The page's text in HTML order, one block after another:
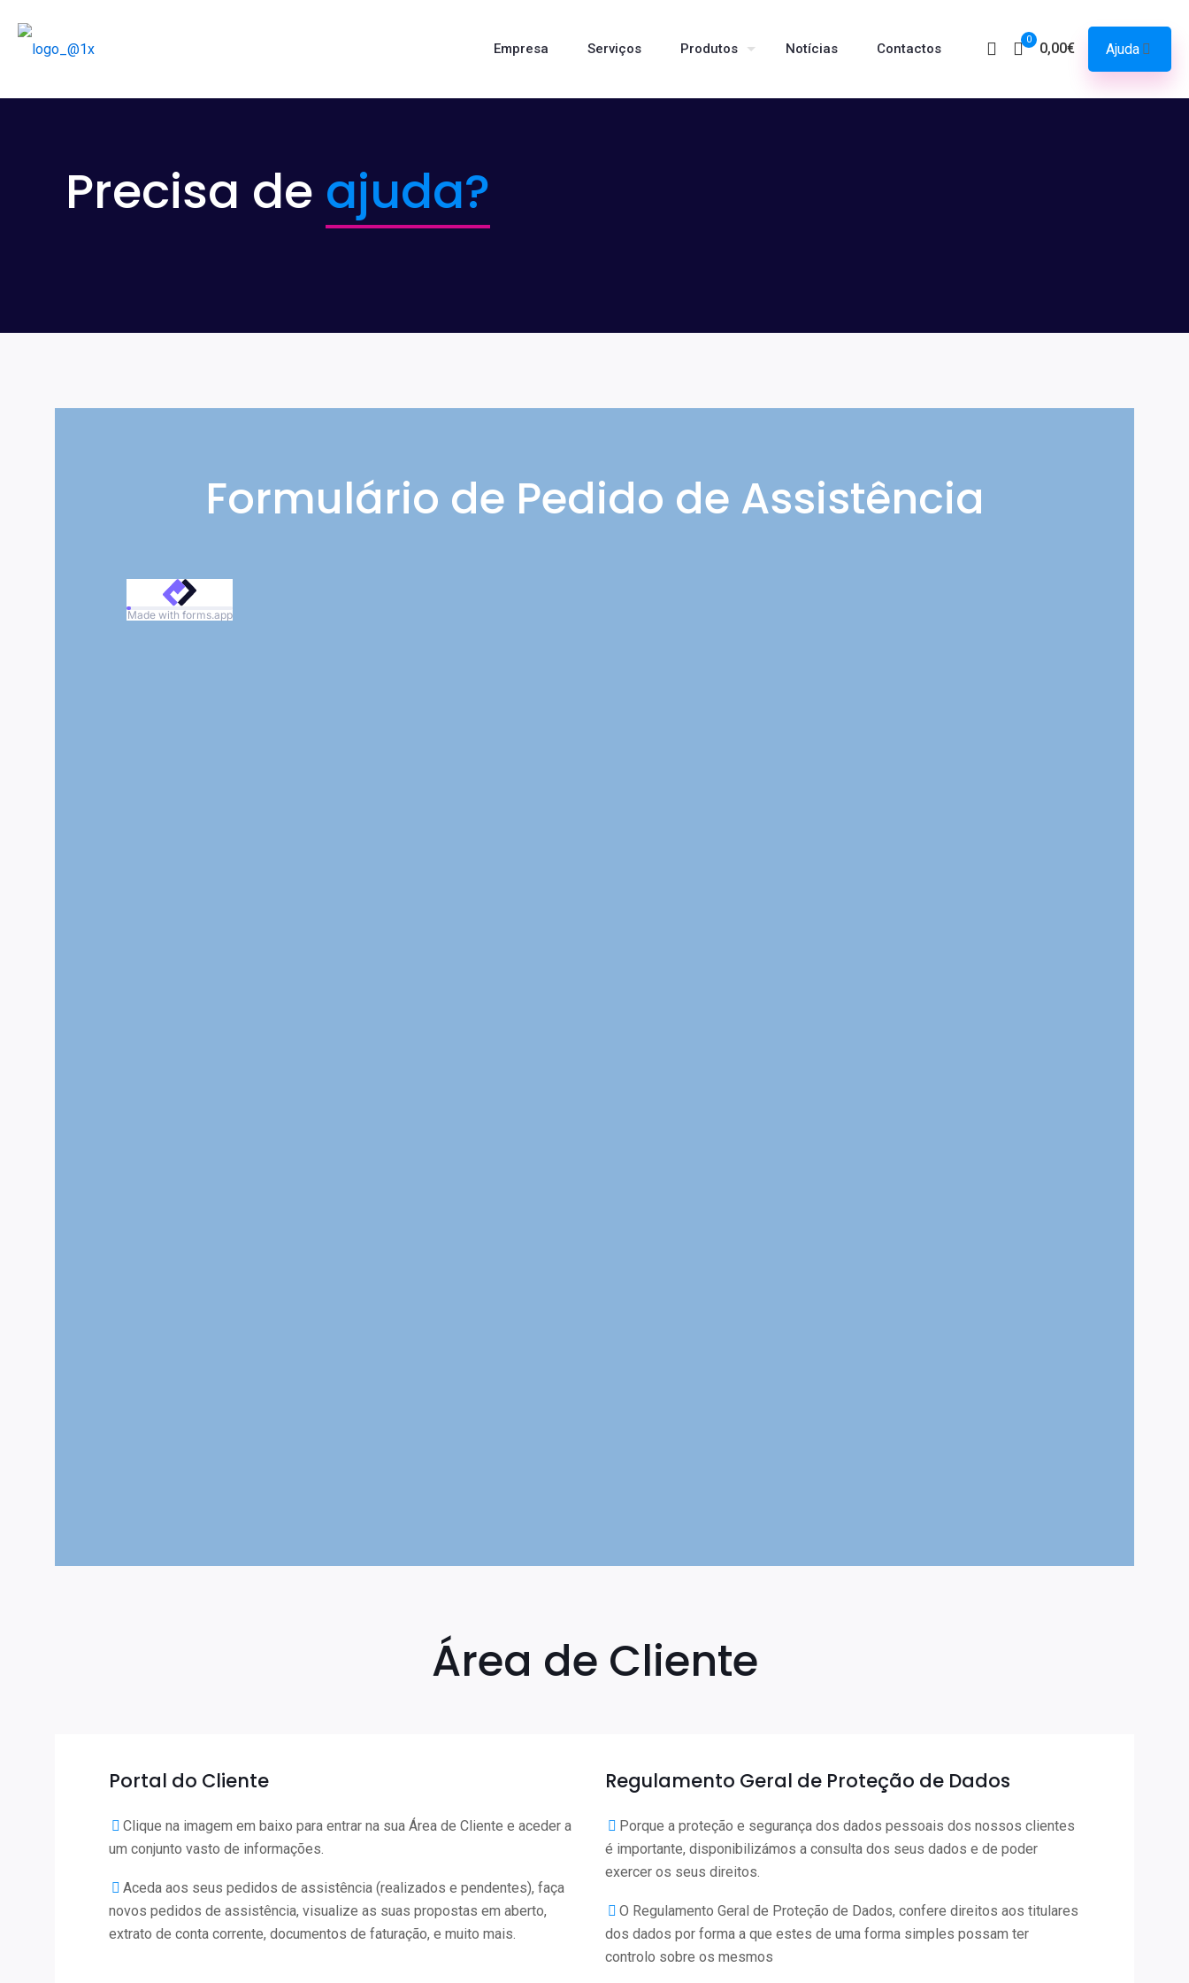
Empresa Serviços Produtos Notícias Contactos
0
0,00€ Ajuda
Precisa de ajuda?
Formulário de Pedido de Assistência
Área de Cliente
Portal do Cliente
Clique na imagem em baixo para entrar na sua Área de Cliente e aceder a
um conjunto vasto de informações.
Aceda aos seus pedidos de assistência (realizados e pendentes), faça
novos pedidos de assistência, visualize as suas propostas em aberto,
extrato de conta corrente, documentos de faturação, e muito mais.
Regulamento Geral de Proteção de Dados
Porque a proteção e segurança dos dados pessoais dos nossos clientes
é importante, disponibilizámos a consulta dos seus dados e de poder
exercer os seus direitos.
O Regulamento Geral de Proteção de Dados, confere direitos aos titulares
dos dados por forma a que estes de uma forma simples possam ter
controlo sobre os mesmos